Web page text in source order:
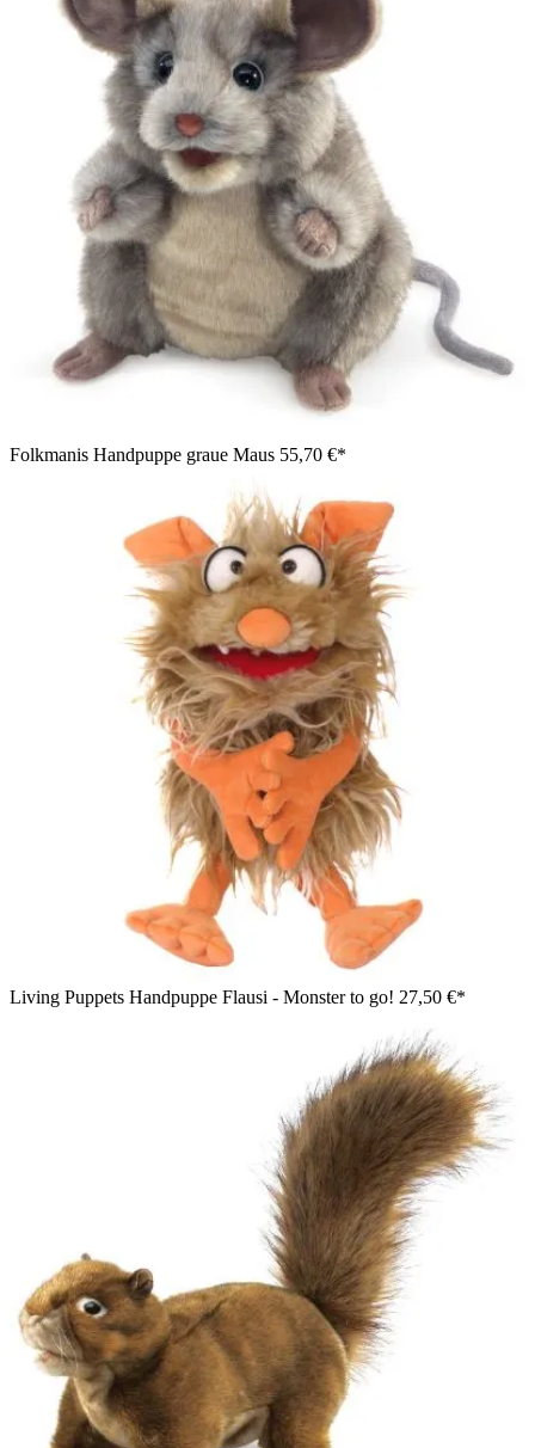
Living Puppets Handpuppe Einhorn Hörnchen sitzend mit
blauen Kulleraugen
Folkmanis Handpuppe graue Maus 55,70 €*
Living Puppets Handpuppe Flausi - Monster to go! 27,50 €*